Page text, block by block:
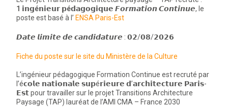
1 𝗶𝗻𝗴é𝗻𝗶𝗲𝘂𝗿 𝗽é𝗱𝗮𝗴𝗼𝗴𝗶𝗾𝘂𝗲 𝙁𝙤𝙧𝙢𝙖𝙩𝙞𝙤𝙣 𝘾𝙤𝙣𝙩𝙞𝙣𝙪𝙚, le
poste est basé à l’ ENSA Paris-Est
𝘿𝙖𝙩𝙚 𝙡𝙞𝙢𝙞𝙩𝙚 𝙙𝙚 𝙘𝙖𝙣𝙙𝙞𝙙𝙖𝙩𝙪𝙧𝙚 : 𝟬𝟮/𝟬𝟴/𝟮𝟬𝟮𝟲
Fiche du poste sur le site du Ministère de la Culture
L’ingénieur pédagogique Formation Continue est recruté par
l’é𝗰𝗼𝗹𝗲 𝗻𝗮𝘁𝗶𝗼𝗻𝗮𝗹𝗲 𝘀𝘂𝗽é𝗿𝗶𝗲𝘂𝗿𝗲 𝗱’𝗮𝗿𝗰𝗵𝗶𝘁𝗲𝗰𝘁𝘂𝗿𝗲 𝗣𝗮𝗿𝗶𝘀-
𝗘𝘀𝘁 pour travailler sur le projet Transitions Architecture
Paysage (TAP) lauréat de l’AMI CMA – France 2030